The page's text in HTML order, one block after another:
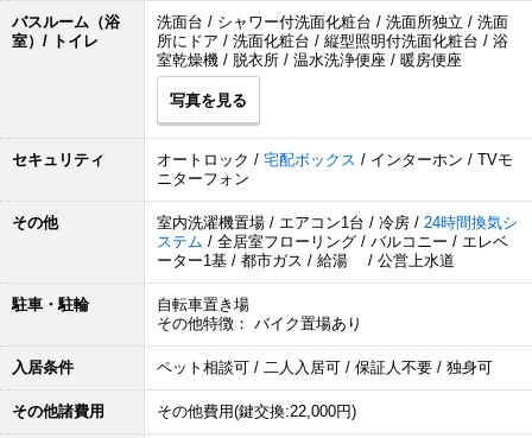
バスルーム（浴
室）/ トイレ
洗面台 / シャワー付洗面化粧台 / 洗面所独立 / 洗面
所にドア / 洗面化粧台 / 縦型照明付洗面化粧台 / 浴
室乾燥機 / 脱衣所 / 温水洗浄便座 / 暖房便座
写真を見る
セキュリティ オートロック / 宅配ボックス / インターホン / TVモ
ニターフォン
その他 室内洗濯機置場 / エアコン1台 / 冷房 / 24時間換気シ
ステム / 全居室フローリング / バルコニー / エレベ
ーター1基 / 都市ガス / 給湯 / 公営上水道
駐車・駐輪
自転車置き場
その他特徴： バイク置場あり
入居条件 ペット相談可 / 二人入居可 / 保証人不要 / 独身可
その他諸費用 その他費用(鍵交換:22,000円)